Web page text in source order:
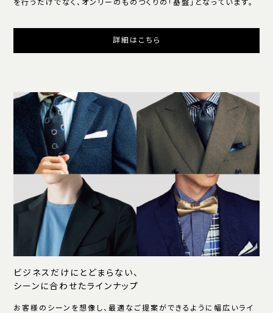
を行うだけでなく、オンリーのものつくりの「基盤」となっています。
詳細はこちら
ビジネスだけにとどまらない、
シーンに合わせたラインナップ
お客様のシーンを想像し、最適なご提案ができるように幅広いライ